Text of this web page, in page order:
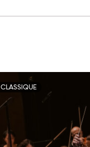
CLASSIQUE